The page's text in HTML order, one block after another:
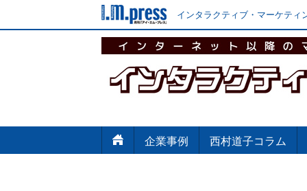
インタラクティブ・マーケテ
企業事例 西村道子コラム